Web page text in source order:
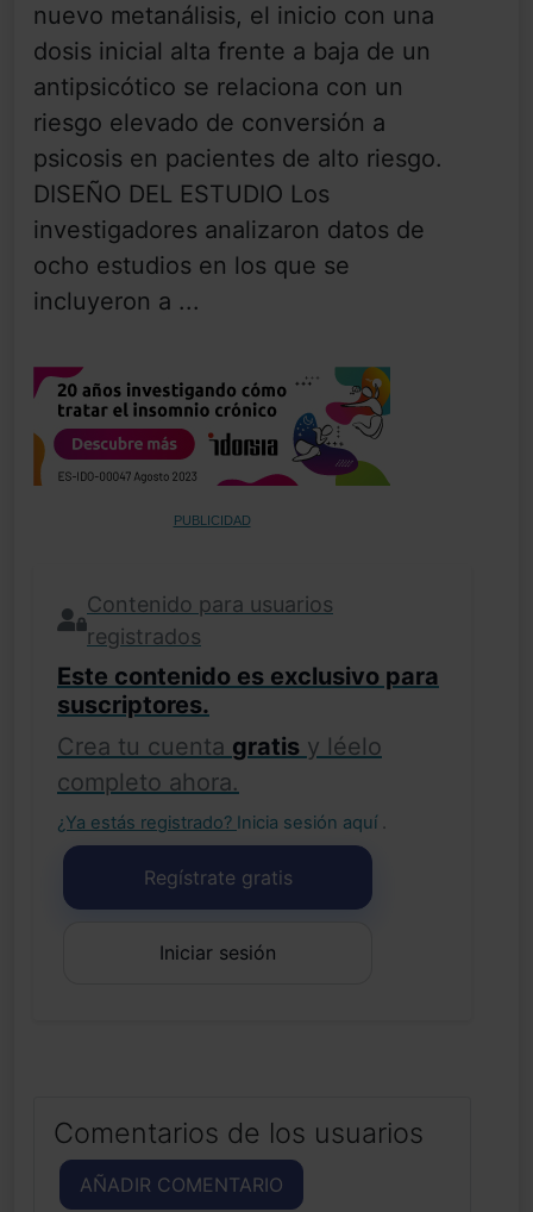
nuevo metanálisis, el inicio con una
dosis inicial alta frente a baja de un
antipsicótico se relaciona con un
riesgo elevado de conversión a
psicosis en pacientes de alto riesgo.
DISEÑO DEL ESTUDIO Los
investigadores analizaron datos de
ocho estudios en los que se
incluyeron a ...
PUBLICIDAD
Contenido para usuarios
registrados
Este contenido es exclusivo para
suscriptores.
Crea tu cuenta gratis y léelo
completo ahora.
¿Ya estás registrado? Inicia sesión aquí .
Regístrate gratis
Iniciar sesión
Comentarios de los usuarios
AÑADIR COMENTARIO